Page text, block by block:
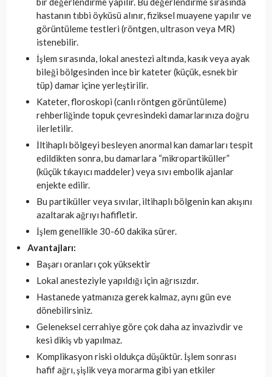
hastanın tıbbi öyküsü alınır, fiziksel muayene yapılır ve
görüntüleme testleri (röntgen, ultrason veya MR)
istenebilir.
İşlem sırasında, lokal anestezi altında, kasık veya ayak
bileği bölgesinden ince bir kateter (küçük, esnek bir
tüp) damar içine yerleştirilir.
Kateter, floroskopi (canlı röntgen görüntüleme)
rehberliğinde topuk çevresindeki damarlarınıza doğru
ilerletilir.
İltihaplı bölgeyi besleyen anormal kan damarları tespit
edildikten sonra, bu damarlara “mikropartiküller”
(küçük tıkayıcı maddeler) veya sıvı embolik ajanlar
enjekte edilir.
Bu partiküller veya sıvılar, iltihaplı bölgenin kan akışını
azaltarak ağrıyı hafifletir.
İşlem genellikle 30-60 dakika sürer.
Avantajları:
Başarı oranları çok yüksektir
Lokal anesteziyle yapıldığı için ağrısızdır.
Hastanede yatmanıza gerek kalmaz, aynı gün eve
dönebilirsiniz.
Geleneksel cerrahiye göre çok daha az invazivdir ve
kesi dikiş vb yapılmaz.
Komplikasyon riski oldukça düşüktür. İşlem sonrası
hafif ağrı, şişlik veya morarma gibi yan etkiler